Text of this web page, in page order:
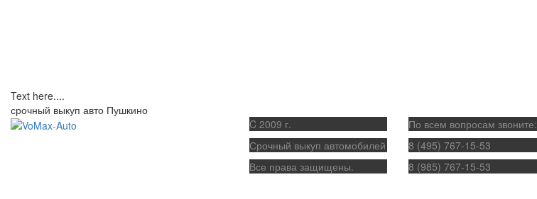
Text here....
срочный выкуп авто Пушкино
C 2009 г.
Срочный выкуп автомобилей
Все права защищены.
По всем вопросам звоните:
8 (495) 767-15-53
8 (985) 767-15-53